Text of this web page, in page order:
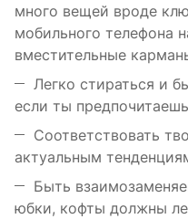
много вещей вроде
мобильного телефона
вместительные
Легко стираться и
если ты
Соответствовать
актуальным
Быть
юбки, кофты должны